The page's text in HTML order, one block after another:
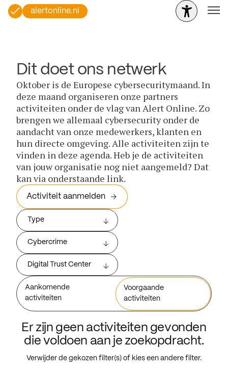
alertonline.nl
Dit doet ons netwerk
Oktober is de Europese cybersecuritymaand. In
deze maand organiseren onze partners
activiteiten onder de vlag van Alert Online. Zo
brengen we allemaal cybersecurity onder de
aandacht van onze medewerkers, klanten en
hun directe omgeving. Alle activiteiten zijn te
vinden in deze agenda. Heb je de activiteiten
van jouw organisatie nog niet aangemeld? Dat
kan via onderstaande link.
Activiteit aanmelden
Type
Cybercrime
Digital Trust Center
Aankomende
activiteiten
Voorgaande
activiteiten
Er zijn geen activiteiten gevonden
die voldoen aan je zoekopdracht.
Verwijder de gekozen filter(s) of kies een andere filter.